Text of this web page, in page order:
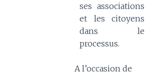
ses associations
et les citoyens
dans le
processus.
A l’occasion de